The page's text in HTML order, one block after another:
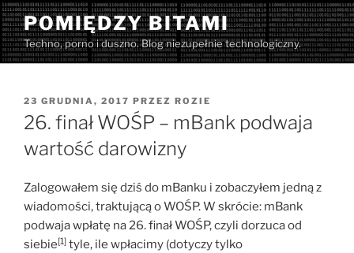
Przejdź
do
treści
POMIĘDZY BITAMI
Techno, porno i duszno. Blog niezupełnie technologiczny.
OPUBLIKOWANE
W
23 GRUDNIA, 2017 PRZEZ ROZIE
26. finał WOŚP – mBank podwaja
wartość darowizny
Zalogowałem się dziś do mBanku i zobaczyłem jedną z
wiadomości, traktującą o WOŚP. W skrócie: mBank
podwaja wpłatę na 26. finał WOŚP, czyli dorzuca od
siebie[1] tyle, ile wpłacimy (dotyczy tylko